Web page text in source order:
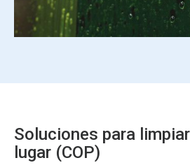
Soluciones para
lugar (COP)